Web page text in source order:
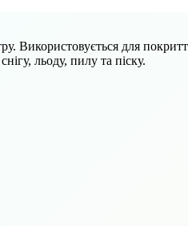
Використовується для
льоду, пилу та піску.